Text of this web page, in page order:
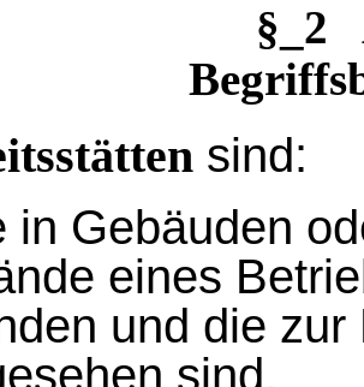
§_2
sind:
in Gebäuden
eines
und die
sind,